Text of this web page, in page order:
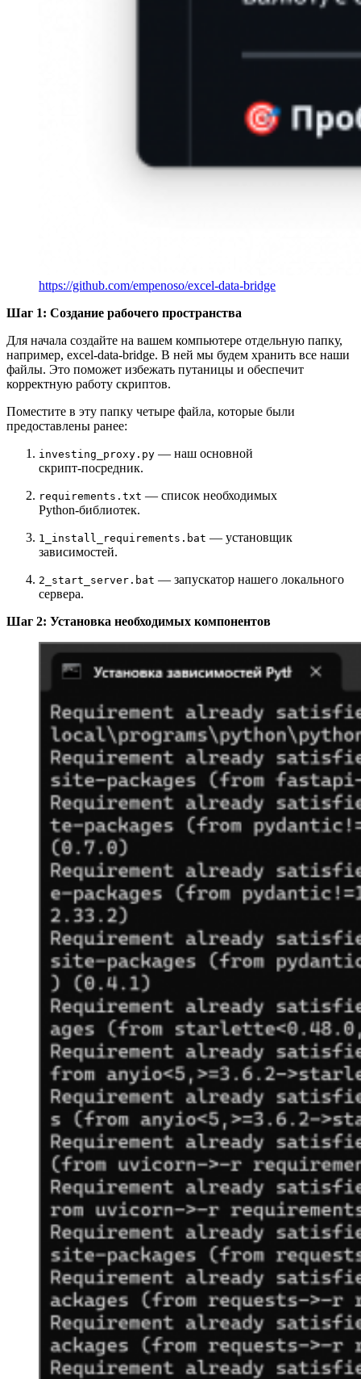
https://github.com/empenoso/excel-data-bridge
Шаг 1: Создание рабочего пространства
Для начала создайте на вашем компьютере отдельную папку,
например, excel-data-bridge. В ней мы будем хранить все наши
файлы. Это поможет избежать путаницы и обеспечит
корректную работу скриптов.
Поместите в эту папку четыре файла, которые были
предоставлены ранее:
investing_proxy.py — наш основной
скрипт‑посредник.
requirements.txt — список необходимых
Python‑библиотек.
1_install_requirements.bat — установщик
зависимостей.
2_start_server.bat — запускатор нашего локального
сервера.
Шаг 2: Установка необходимых компонентов